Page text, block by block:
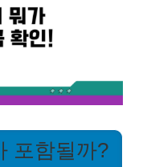
포함될까?